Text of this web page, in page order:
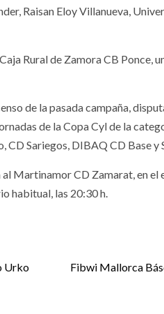
Raisan Eloy Villanueva,
Rural de Zamora CB Ponce,
de la pasada campaña,
de la Copa Cyl de la
Sariegos, DIBAQ CD Base y
Martinamor CD Zamarat, en el
habitual, las 20:30 h.
Urko
Fibwi Mallorca